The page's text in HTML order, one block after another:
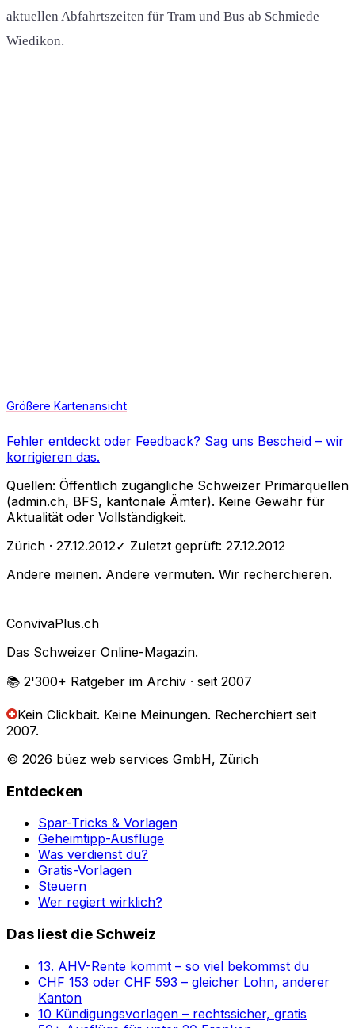
aktuellen Abfahrtszeiten für Tram und Bus ab Schmiede
Wiedikon.
Größere Kartenansicht
Fehler entdeckt oder Feedback? Sag uns Bescheid – wir
korrigieren das.
Quellen: Öffentlich zugängliche Schweizer Primärquellen
(admin.ch, BFS, kantonale Ämter). Keine Gewähr für
Aktualität oder Vollständigkeit.
Zürich · 27.12.2012✓ Zuletzt geprüft: 27.12.2012
Andere meinen. Andere vermuten. Wir recherchieren.
ConvivaPlus.ch
Das Schweizer Online-Magazin.
📚 2'300+ Ratgeber im Archiv · seit 2007
Kein Clickbait. Keine Meinungen. Recherchiert seit
2007.
© 2026 büez web services GmbH, Zürich
Entdecken
Spar-Tricks & Vorlagen
Geheimtipp-Ausflüge
Was verdienst du?
Gratis-Vorlagen
Steuern
Wer regiert wirklich?
Das liest die Schweiz
13. AHV-Rente kommt – so viel bekommst du
CHF 153 oder CHF 593 – gleicher Lohn, anderer
Kanton
10 Kündigungsvorlagen – rechtssicher, gratis